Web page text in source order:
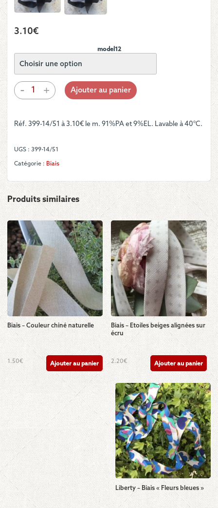
3.10€
model12
-
quantité
de
Extensibles
blanc
+ Ajouter au panier
Réf. 399-14/51 à 3.10€ le m. 91%PA et 9%EL. Lavable à 40°C.
UGS : 399-14/51
Catégorie : Biais
Produits similaires
Biais – Couleur chiné naturelle
1.50€ Ajouter au panier
Biais – Etoiles beiges alignées sur
écru
2.20€ Ajouter au panier
Liberty – Biais « Fleurs bleues »